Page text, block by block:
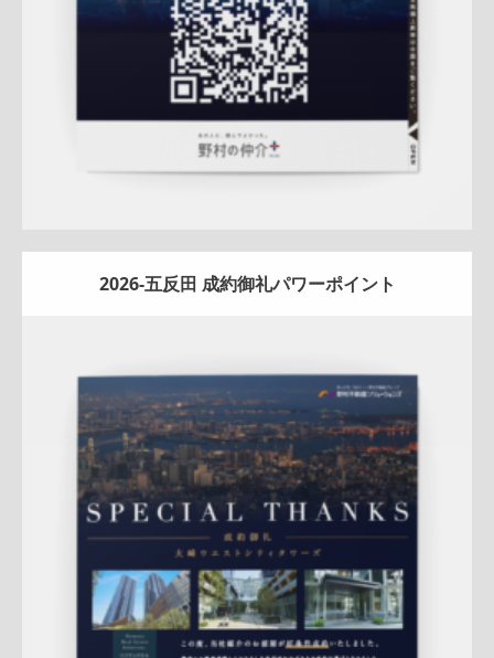
2026-五反田 成約御礼パワーポイント
Update: 2026.01.08
マンション エリア広告人気商品実績訴求新作クール
反田センター アフターフォロー 反響成約御礼